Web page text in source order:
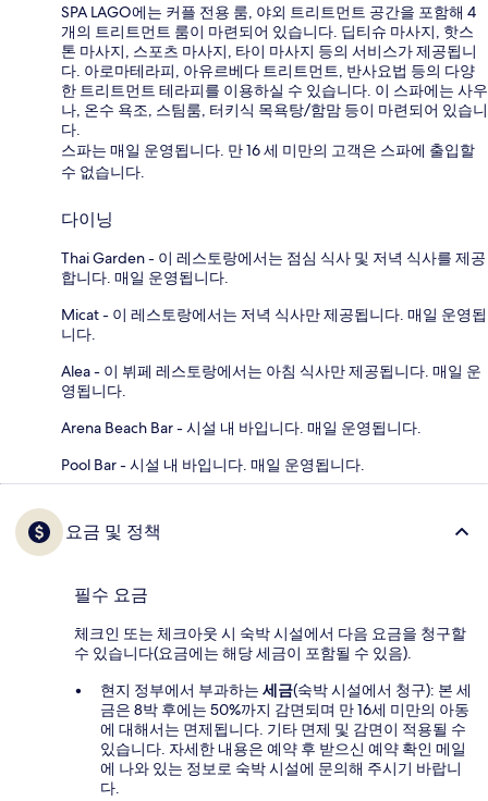
SPA LAGO에는 커플 전용 룸, 야외 트리트먼트 공간을 포함해 4
개의 트리트먼트 룸이 마련되어 있습니다. 딥티슈 마사지, 핫스
톤 마사지, 스포츠 마사지, 타이 마사지 등의 서비스가 제공됩니
다. 아로마테라피, 아유르베다 트리트먼트, 반사요법 등의 다양
한 트리트먼트 테라피를 이용하실 수 있습니다. 이 스파에는 사우
나, 온수 욕조, 스팀룸, 터키식 목욕탕/함맘 등이 마련되어 있습니
다.
스파는 매일 운영됩니다. 만 16 세 미만의 고객은 스파에 출입할
수 없습니다.
다이닝
Thai Garden - 이 레스토랑에서는 점심 식사 및 저녁 식사를 제공
합니다. 매일 운영됩니다.
Micat - 이 레스토랑에서는 저녁 식사만 제공됩니다. 매일 운영됩
니다.
Alea - 이 뷔페 레스토랑에서는 아침 식사만 제공됩니다. 매일 운
영됩니다.
Arena Beach Bar - 시설 내 바입니다. 매일 운영됩니다.
Pool Bar - 시설 내 바입니다. 매일 운영됩니다.
요금 및 정책
필수 요금
체크인 또는 체크아웃 시 숙박 시설에서 다음 요금을 청구할
수 있습니다(요금에는 해당 세금이 포함될 수 있음).
현지 정부에서 부과하는 세금(숙박 시설에서 청구): 본 세
금은 8박 후에는 50%까지 감면되며 만 16세 미만의 아동
에 대해서는 면제됩니다. 기타 면제 및 감면이 적용될 수
있습니다. 자세한 내용은 예약 후 받으신 예약 확인 메일
에 나와 있는 정보로 숙박 시설에 문의해 주시기 바랍니
다.